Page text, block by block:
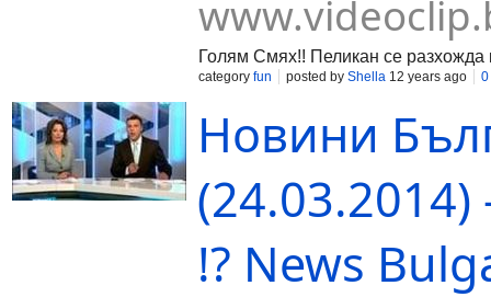
Голям Смях!! Пеликан се разхожда
category fun posted by Shella 12 years ago 0
Новини
!? News